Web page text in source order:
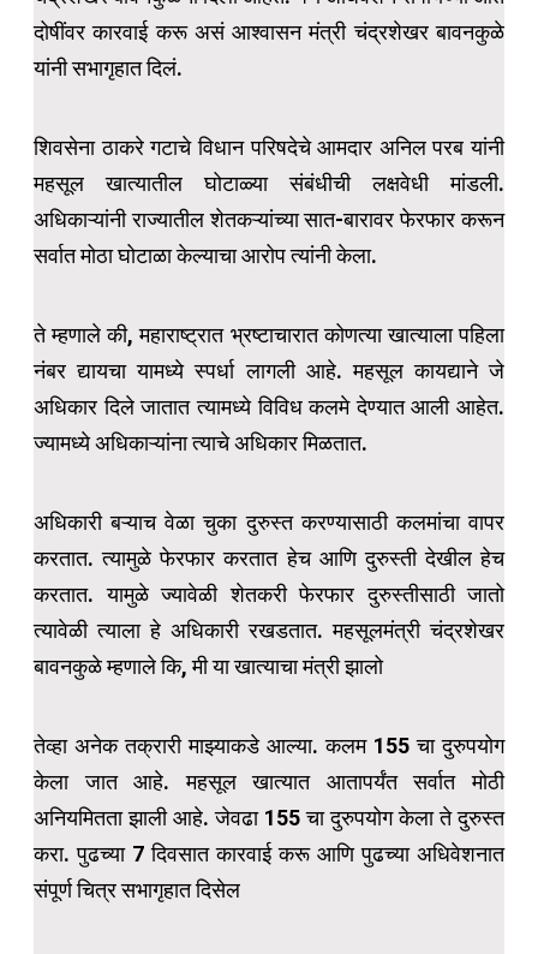
दोषींवर कारवाई करू असं आश्वासन मंत्री चंद्रशेखर बावनकुळे
यांनी सभागृहात दिलं.
शिवसेना ठाकरे गटाचे विधान परिषदेचे आमदार अनिल परब यांनी
महसूल खात्यातील घोटाळ्या संबंधीची लक्षवेधी मांडली.
अधिकाऱ्यांनी राज्यातील शेतकऱ्यांच्या सात-बारावर फेरफार करून
सर्वात मोठा घोटाळा केल्याचा आरोप त्यांनी केला.
ते म्हणाले की, महाराष्ट्रात भ्रष्टाचारात कोणत्या खात्याला पहिला
नंबर द्यायचा यामध्ये स्पर्धा लागली आहे. महसूल कायद्याने जे
अधिकार दिले जातात त्यामध्ये विविध कलमे देण्यात आली आहेत.
ज्यामध्ये अधिकाऱ्यांना त्याचे अधिकार मिळतात.
अधिकारी बऱ्याच वेळा चुका दुरुस्त करण्यासाठी कलमांचा वापर
करतात. त्यामुळे फेरफार करतात हेच आणि दुरुस्ती देखील हेच
करतात. यामुळे ज्यावेळी शेतकरी फेरफार दुरुस्तीसाठी जातो
त्यावेळी त्याला हे अधिकारी रखडतात. महसूलमंत्री चंद्रशेखर
बावनकुळे म्हणाले कि, मी या खात्याचा मंत्री झालो
तेव्हा अनेक तक्रारी माझ्याकडे आल्या. कलम 155 चा दुरुपयोग
केला जात आहे. महसूल खात्यात आतापर्यंत सर्वात मोठी
अनियमितता झाली आहे. जेवढा 155 चा दुरुपयोग केला ते दुरुस्त
करा. पुढच्या 7 दिवसात कारवाई करू आणि पुढच्या अधिवेशनात
संपूर्ण चित्र सभागृहात दिसेल